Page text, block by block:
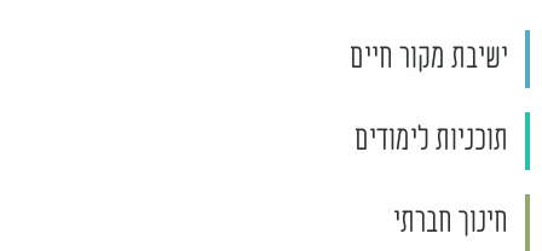
ישיבת מקור חיים
תוכניות לימודים
חינוך חברתי